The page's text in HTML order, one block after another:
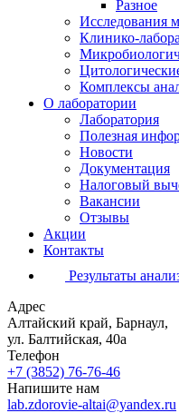
Разное
Исследования
Клинико-
Комплексы
О лаборатории
Лаборатория
Полезная
Новости
Документация
Налоговый
Вакансии
Отзывы
Акции
Контакты
Результаты
Адрес
Алтайский край, Барнаул,
ул. Балтийская, 40а
Телефон
+7 (3852) 76-76-46
Напишите нам
lab.zdorovie-altai@yandex.ru